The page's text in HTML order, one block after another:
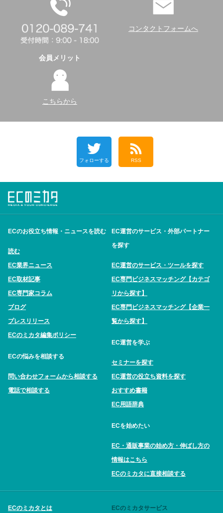
コンタクトフォームへ
会員メリット
こちらから
フォローする RSS
ECのお役立ち情報・ニュースを読む
読む
EC業界ニュース
EC取材記事
EC専門家コラム
ブログ
プレスリリース
ECのミカタ編集ポリシー
ECの悩みを相談する
問い合わせフォームから相談する
電話で相談する
EC運営のサービス・外部パートナー
を探す
EC運営のサービス・ツールを探す
EC専門ビジネスマッチング【カテゴ
リから探す】
EC専門ビジネスマッチング【企業一
覧から探す】
EC運営を学ぶ
セミナーを探す
EC運営の役立ち資料を探す
おすすめ書籍
EC用語辞典
ECを始めたい
EC・通販事業の始め方・伸ばし方の
情報はこちら
ECのミカタに直接相談する
ECのミカタとは ECのミカタサービス